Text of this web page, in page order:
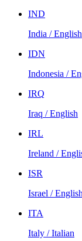
IND
India / English
IDN
Indonesia /
IRQ
Iraq / English
IRL
Ireland /
ISR
Israel / English
ITA
Italy / Italian